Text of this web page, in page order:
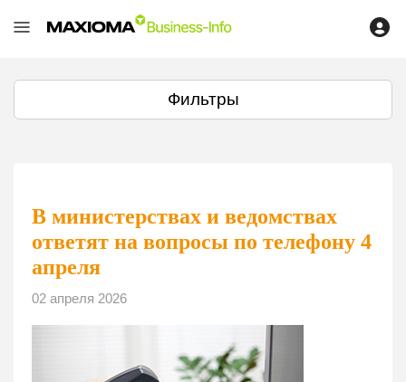
Фильтры
В министерствах и ведомствах
ответят на вопросы по телефону 4
апреля
02 апреля 2026